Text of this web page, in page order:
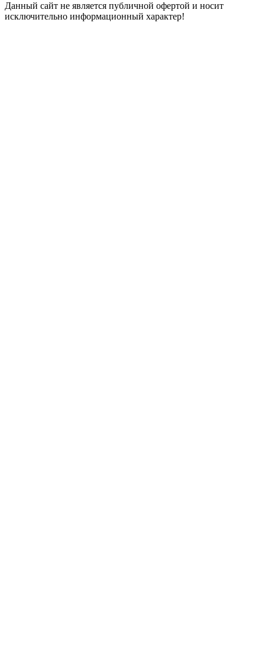
Данный сайт не является публичной офертой и носит
исключительно информационный характер!